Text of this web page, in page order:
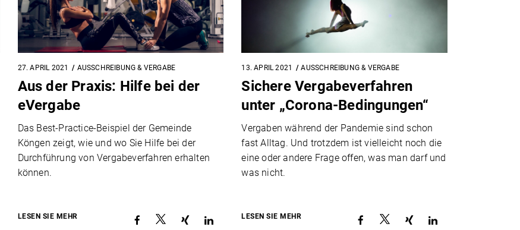
27. APRIL 2021 AUSSCHREIBUNG & VERGABE
Aus der Praxis: Hilfe bei der
eVergabe
Das Best-Practice-Beispiel der Gemeinde
Köngen zeigt, wie und wo Sie Hilfe bei der
Durchführung von Vergabeverfahren erhalten
können.
LESEN SIE MEHR
13. APRIL 2021 AUSSCHREIBUNG & VERGABE
Sichere Vergabeverfahren
unter „Corona-Bedingungen“
Vergaben während der Pandemie sind schon
fast Alltag. Und trotzdem ist vielleicht noch die
eine oder andere Frage offen, was man darf und
was nicht.
LESEN SIE MEHR